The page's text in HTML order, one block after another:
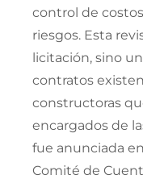
control de
riesgos. Esta
licitación, sino
contratos
constructoras
encargados de
fue anunciada
Comité de